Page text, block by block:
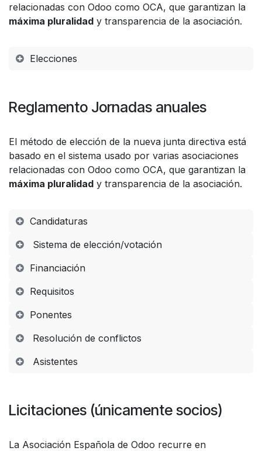
relacionadas con Odoo como OCA, que garantizan la
máxima pluralidad y transparencia de la asociación.
Elecciones
Reglamento Jornadas anuales
El método de elección de la nueva junta directiva está
basado en el sistema usado por varias asociaciones
relacionadas con Odoo como OCA, que garantizan la
máxima pluralidad y transparencia de la asociación.
Candidaturas
Sistema de elección/votación
Financiación
Requisitos
Ponentes
Resolución de conflictos
Asistentes
Licitaciones (únicamente socios)
La Asociación Española de Odoo recurre en